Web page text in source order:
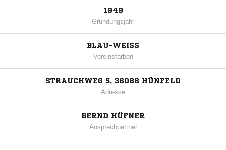
1949
Gründungsjahr
BLAU-WEISS
Vereinsfarben
STRAUCHWEG 5, 36088 HÜNFELD
Adresse
BERND HÜFNER
Ansprechpartner